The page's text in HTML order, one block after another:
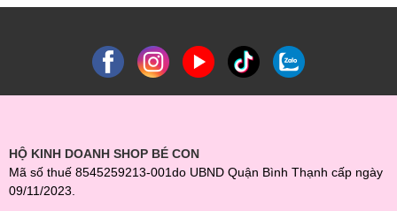
HỘ KINH DOANH SHOP BÉ CON
Mã số thuế 8545259213-001do UBND Quận Bình Thạnh cấp ngày
09/11/2023.